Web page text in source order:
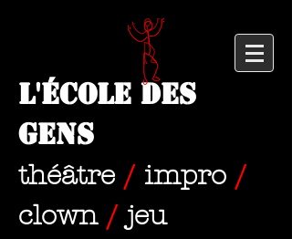
L'École des
Gens
théâtre / impro /
clown / jeu